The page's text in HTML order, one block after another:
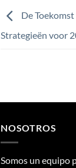
De
Strategieën voor
NOSOTROS
Somos un equipo